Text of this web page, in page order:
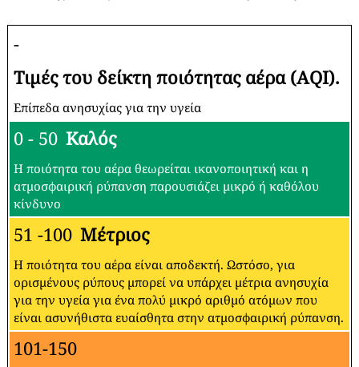
-
Τιμές του δείκτη ποιότητας αέρα (AQI).
Επίπεδα ανησυχίας για την υγεία
0 - 50 Καλός
Η ποιότητα του αέρα θεωρείται ικανοποιητική και η
ατμοσφαιρική ρύπανση παρουσιάζει μικρό ή καθόλου
κίνδυνο
51 -100 Μέτριος
Η ποιότητα του αέρα είναι αποδεκτή. Ωστόσο, για
ορισμένους ρύπους μπορεί να υπάρχει μέτρια ανησυχία
για την υγεία για ένα πολύ μικρό αριθμό ατόμων που
είναι ασυνήθιστα ευαίσθητα στην ατμοσφαιρική ρύπανση.
101-150